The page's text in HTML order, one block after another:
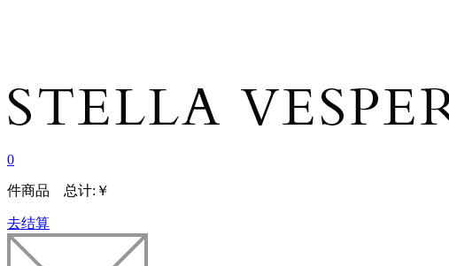
0
件商品 总计: ￥
去结算